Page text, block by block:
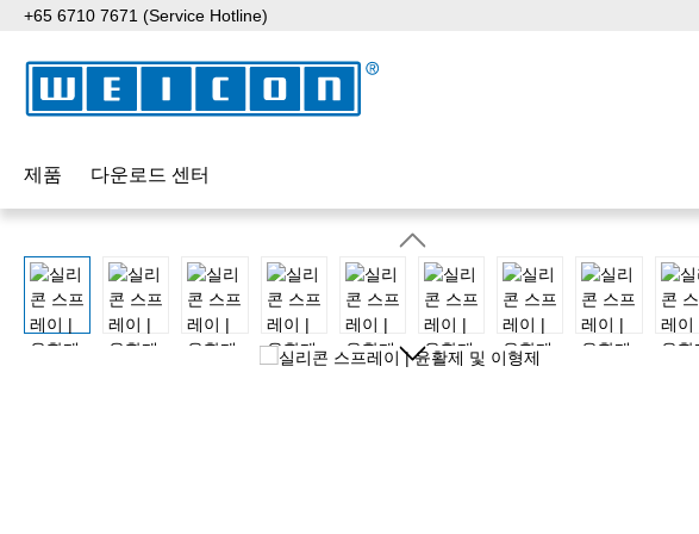
to main content
Skip to search
Skip to main navigation
+65 6710 7671 (Service Hotline)
제품 다운로드 센터
Skip image gallery